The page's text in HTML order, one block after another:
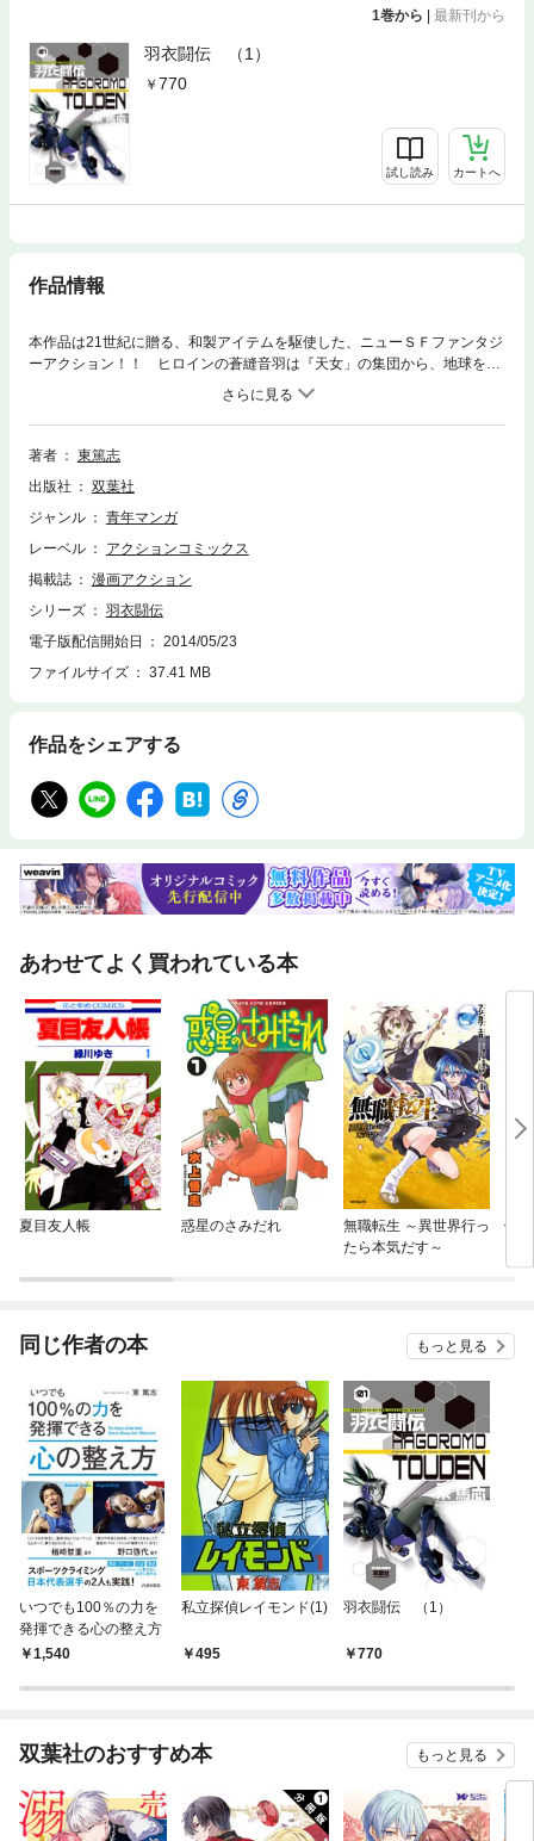
1巻から | 最新刊から
羽衣闘伝 （1）
770
試し読み カートへ
作品情報
本作品は21世紀に贈る、和製アイテムを駆使した、ニューＳＦファンタジ
ーアクション！！ ヒロインの蒼縫音羽は『天女」の集団から、地球を救
うため、『壁叡』という不思議な戦闘服を与えられた。だが、使い方も知
らされずEATと呼ばれる未知の生命と戦う羽目になる。一方、クラスメイ
トの源拓馬は、蒼縫に起こったことを知り、なんとか助けたいと願う。す
ると、不思議な女の子から『腑備』という、インターフェイスを与えられ
か！？
著者
東篤志
出版社
双葉社
ジャンル
青年マンガ
レーベル
アクションコミックス
掲載誌
漫画アクション
シリーズ
羽衣闘伝
電子版配信開始日
2014/05/23
ファイルサイズ
37.41 MB
作品をシェアする
あわせてよく買われている本
夏目友人帳 惑星のさみだれ
無職転生 ～異世界行っ
たら本気だす～
佐
同じ作者の本 もっと見る
いつでも100％の力を
発揮できる心の整え方
1,540
私立探偵レイモンド(1)
495
羽衣闘伝 （1）
770
双葉社のおすすめ本 もっと見る